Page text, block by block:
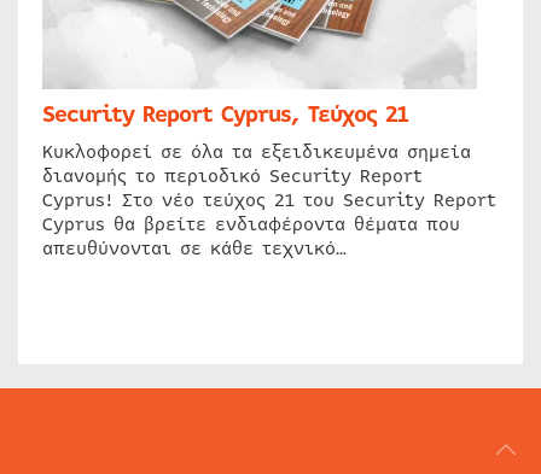
Security Report Cyprus, Τεύχος 21
Κυκλοφορεί σε όλα τα εξειδικευμένα σημεία
διανομής το περιοδικό Security Report
Cyprus! Στο νέο τεύχος 21 του Security Report
Cyprus θα βρείτε ενδιαφέροντα θέματα που
απευθύνονται σε κάθε τεχνικό…